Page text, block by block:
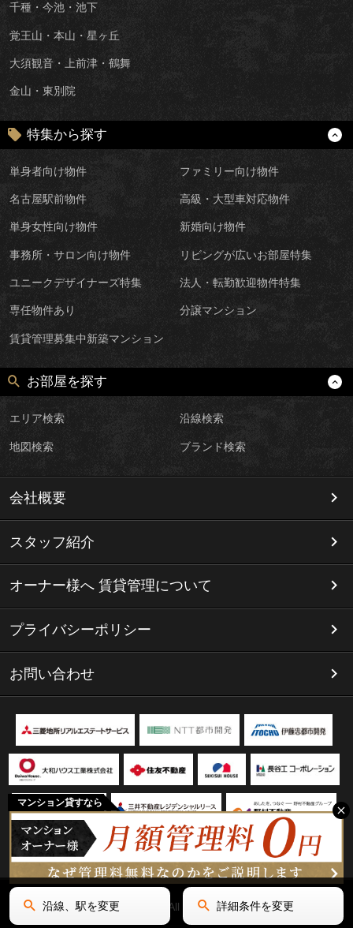
マンション貸すなら
千種・今池・池下
覚王山・本山・星ヶ丘
大須観音・上前津・鶴舞
金山・東別院
特集から探す
単身者向け物件 ファミリー向け物件
名古屋駅前物件 高級・大型車対応物件
単身女性向け物件 新婚向け物件
事務所・サロン向け物件 リビングが広いお部屋特集
ユニークデザイナーズ特集 法人・転勤歓迎物件特集
専任物件あり 分譲マンション
賃貸管理募集中新築マンション
お部屋を探す
エリア検索 沿線検索
地図検索 ブランド検索
会社概要
スタッフ紹介
オーナー様へ 賃貸管理について
プライバシーポリシー
お問い合わせ
Copyright(C) リミテッド名古屋 All Rights Reserved.
沿線、駅を変更 詳細条件を変更